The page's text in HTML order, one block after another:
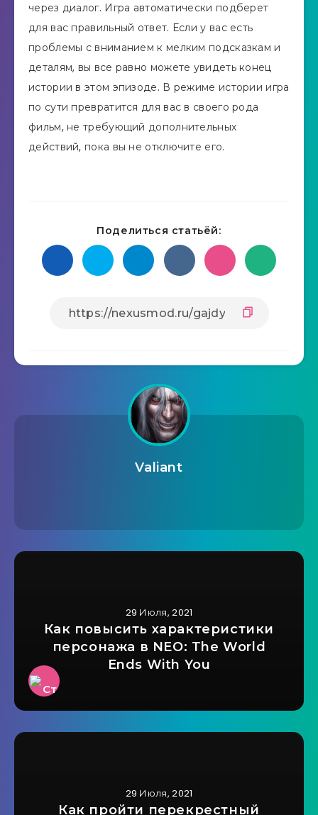
через диалог. Игра автоматически подберет
для вас правильный ответ. Если у вас есть
проблемы с вниманием к мелким подсказкам и
деталям, вы все равно можете увидеть конец
истории в этом эпизоде. В режиме истории игра
по сути превратится для вас в своего рода
фильм, не требующий дополнительных
действий, пока вы не отключите его.
Поделиться статьёй:
Valiant
29 Июля, 2021
Как повысить характеристики
персонажа в NEO: The World
Ends With You
29 Июля, 2021
Как пройти перекрестный